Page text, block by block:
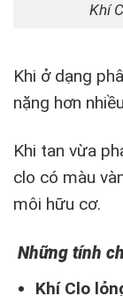
Khí
Khi ở dạng
nặng hơn
Khi tan vừa
clo có màu
môi hữu cơ.
Những tính ch
Khí Clo lỏ